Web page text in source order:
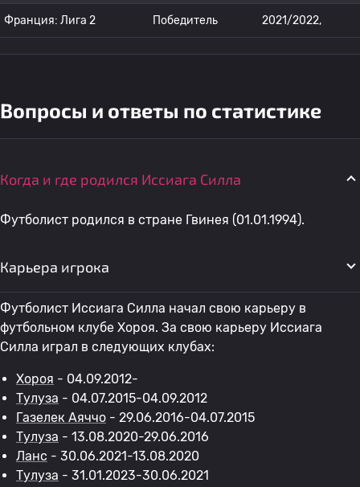
Франция: Лига 2 Победитель 2021/2022,
Вопросы и ответы по статистике
Когда и где родился Иссиага Силла
Футболист родился в стране Гвинея (01.01.1994).
Карьера игрока
Футболист Иссиага Силла начал свою карьеру в
футбольном клубе Хороя. За свою карьеру Иссиага
Силла играл в следующих клубах:
Хороя - 04.09.2012-
Тулуза - 04.07.2015-04.09.2012
Газелек Аяччо - 29.06.2016-04.07.2015
Тулуза - 13.08.2020-29.06.2016
Ланс - 30.06.2021-13.08.2020
Тулуза - 31.01.2023-30.06.2021